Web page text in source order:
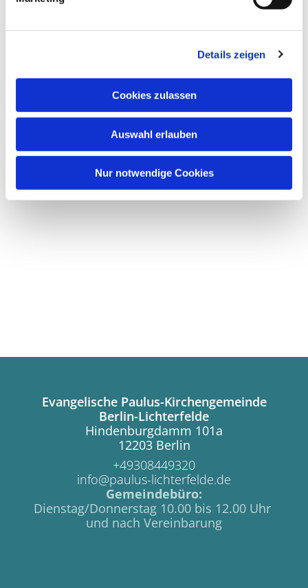
Details zeigen
Cookies zulassen
Auswahl erlauben
Nur notwendige Cookies
Evangelische Paulus-Kirchengemeinde
Berlin-Lichterfelde
Hindenburgdamm 101a
12203 Berlin
+49308449320
info@paulus-lichterfelde.de
Gemeindebüro:
Dienstag/Donnerstag 10.00 bis 12.00 Uhr
und nach Vereinbarung